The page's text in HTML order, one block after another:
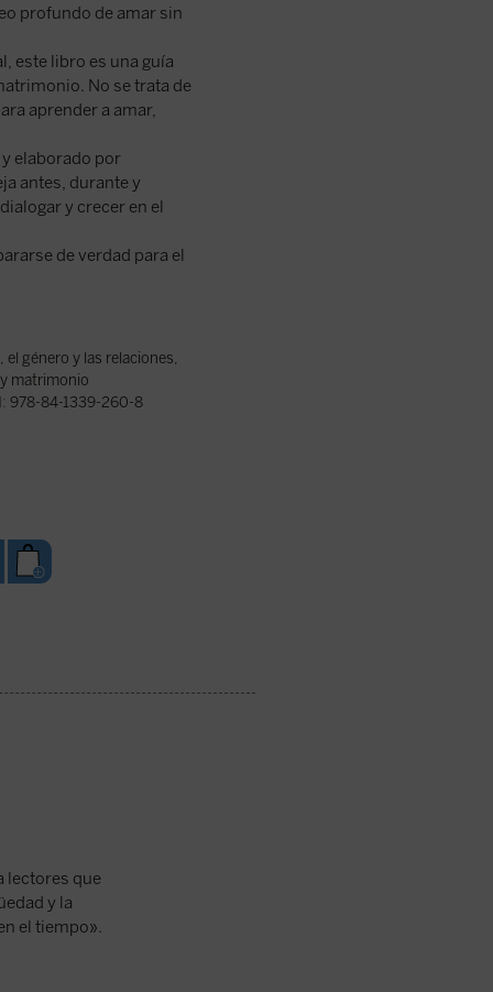
profundo de amar sin
este libro es una guía
No se trata de
aprender a amar,
elaborado por
antes, durante y
y crecer en el
de verdad para el
género y las relaciones
matrimonio
978-84-1339-260-8
lectores que
y la
el tiempo».